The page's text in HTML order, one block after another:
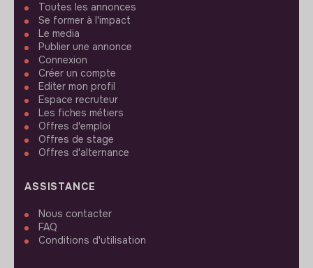
Toutes les annonces
Se former à l'impact
Le media
Publier une annonce
Connexion
Créer un compte
Editer mon profil
Espace recruteur
Les fiches métiers
Offres d'emploi
Offres de stage
Offres d'alternance
ASSISTANCE
Nous contacter
FAQ
Conditions d'utilisation